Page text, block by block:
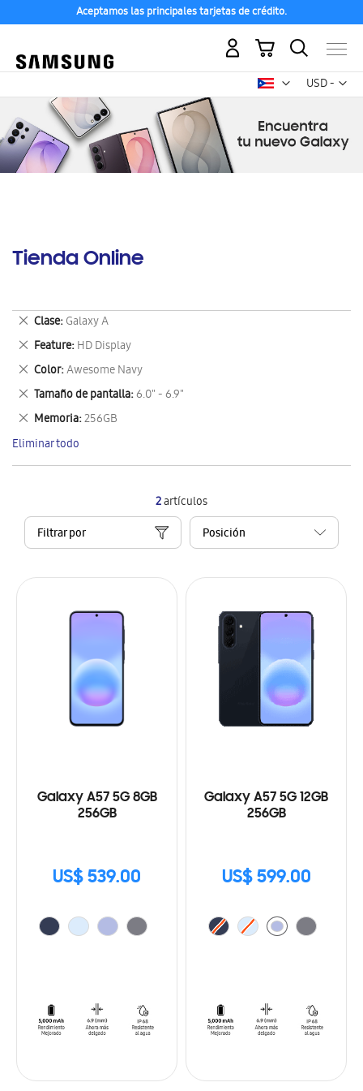
Aceptamos las principales tarjetas de crédito.
USD -
dólar
Mi carrito
Tienda Online
2artículos
Filtrar por
Galaxy A57 5G 8GB
256GB
US$ 539.00
Galaxy A57 5G 12GB
256GB
US$ 599.00
Clase Galaxy A
Eliminar
este
artículo
Feature HD Display
Eliminar
este
artículo
Color Awesome Navy
Eliminar
este
artículo
Tamaño de pantalla 6.0" - 6.9"
Eliminar
este
artículo
Memoria 256GB
Eliminar
este
artículo
Eliminar todo